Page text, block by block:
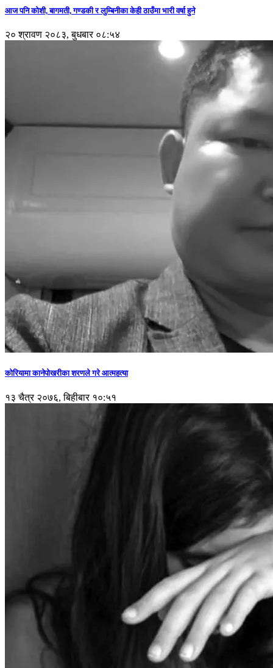
आज पनि कोशी, बागमती, गण्डकी र लुम्बिनीका केही ठाउँमा भारी वर्षा हुने
२० श्रावण २०८३, बुधबार ०८:५४
कोरियामा कानेपोखरीका शरणले गरे आत्महत्या
१३ चैत्र २०७६, बिहीबार १०:५१